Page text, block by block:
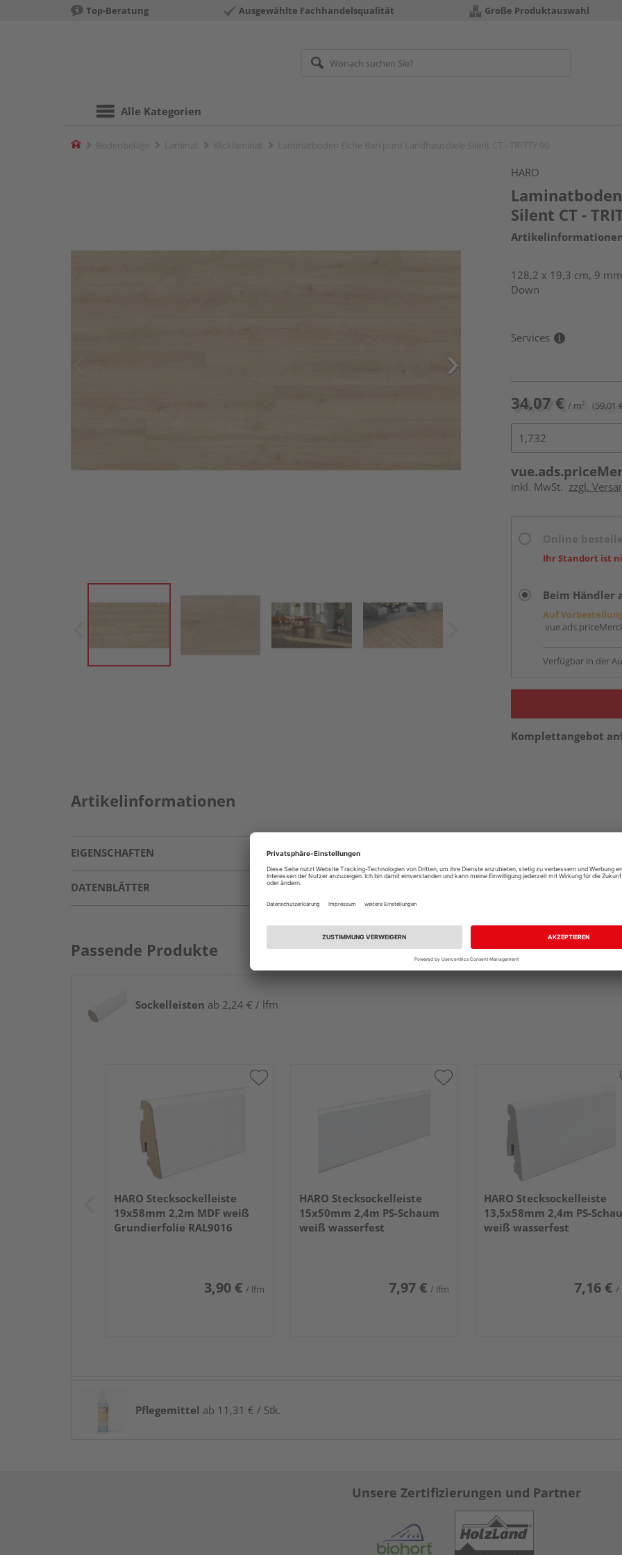
Top-Beratung Ausgewählte Fachhandelsqualität Große Produktauswahl
Alle Kategorien
Home
HARO
Silent CT -
128,2 x 19,3 cm, 9
Down
Services
34,07 € / m² (59,01
inkl. MwSt. zzgl.
Ihr Standort ist
Beim Händler
Auf
Verfügbar in der
Komplettangebot
Artikelinformationen
EIGENSCHAFTEN
DATENBLÄTTER
Passende Produkte
Sockelleisten ab 2,24 € / lfm
HARO Stecksockelleiste
19x58mm 2,2m MDF weiß
Grundierfolie RAL9016
3,90 € / lfm
HARO Stecksockelleiste
15x50mm 2,4m PS-Schaum
weiß wasserfest
7,97 € / lfm
HARO Stecksockelleiste
13,5x58mm 2,4m PS-
weiß wasserfest
7,16 € /
Pflegemittel ab 11,31 € / Stk.
Unsere Zertifizierungen und Partner